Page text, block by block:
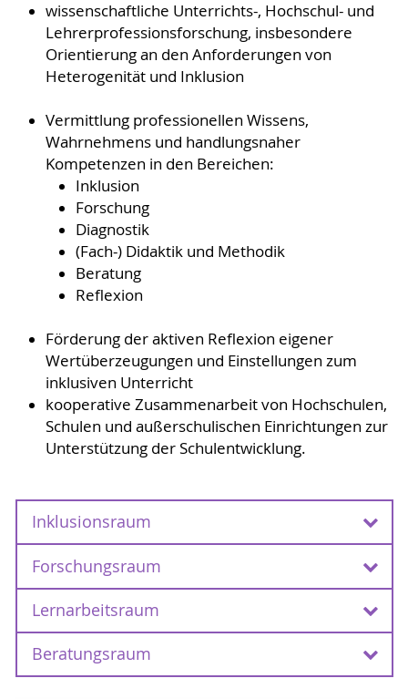
wissenschaftliche Unterrichts-, Hochschul- und
Lehrerprofessionsforschung, insbesondere
Orientierung an den Anforderungen von
Heterogenität und Inklusion
Vermittlung professionellen Wissens,
Wahrnehmens und handlungsnaher
Kompetenzen in den Bereichen:
Inklusion
Forschung
Diagnostik
(Fach-) Didaktik und Methodik
Beratung
Reflexion
Förderung der aktiven Reflexion eigener
Wertüberzeugungen und Einstellungen zum
inklusiven Unterricht
kooperative Zusammenarbeit von Hochschulen,
Schulen und außerschulischen Einrichtungen zur
Unterstützung der Schulentwicklung.
Inklusionsraum
Inklusionsraum
Forschungsraum
Forschungsraum
Im Forschungsraum werden zur Förderung der
Analyse von Unterrichtssituationen u. a.
Lernarbeitsraum
Lernarbeitsraum
Beratungsraum